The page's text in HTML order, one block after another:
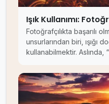
Işık Kullanımı:
Fotoğrafçılıkta başarılı
unsurlarından biri, ışığı
kullanabilmektir. Aslında,